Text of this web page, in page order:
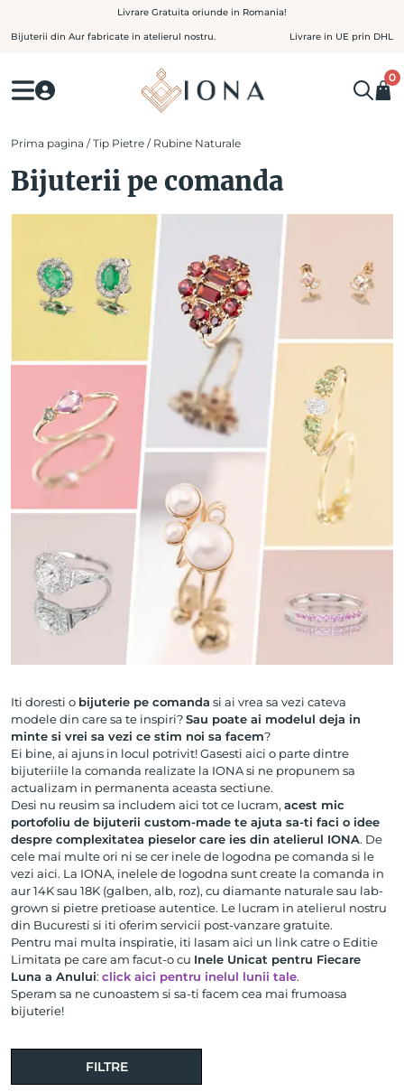
to
Livrare Gratuita oriunde in Romania!
Bijuterii din Aur fabricate in atelierul nostru. Livrare in UE prin DHL
0
Prima pagina / Tip Pietre / Rubine Naturale
Bijuterii pe comanda
Iti doresti o bijuterie pe comanda si ai vrea sa vezi cateva
modele din care sa te inspiri?Sau poate ai modelul deja in
minte si vrei sa vezi ce stim noi sa facem?
Ei bine, ai ajuns in locul potrivit! Gasesti aici o parte dintre
bijuteriile la comanda realizate la IONA si ne propunem sa
actualizam in permanenta aceasta sectiune.
Desi nu reusim sa includem aici tot ce lucram, acest mic
portofoliu de bijuterii custom-made te ajuta sa-ti faci o idee
despre complexitatea pieselor care ies din atelierul IONA. De
cele mai multe ori ni se cer inele de logodna pe comanda si le
vezi aici. La IONA, inelele de logodna sunt create la comanda in
aur 14K sau 18K (galben, alb, roz), cu diamante naturale sau lab-
grown si pietre pretioase autentice. Le lucram in atelierul nostru
din Bucuresti si iti oferim servicii post-vanzare gratuite.
Pentru mai multa inspiratie, iti lasam aici un link catre o Editie
Limitata pe care am facut-o cu Inele Unicat pentru Fiecare
Luna a Anului: click aici pentru inelul lunii tale.
Speram sa ne cunoastem si sa-ti facem cea mai frumoasa
bijuterie!
FILTRE